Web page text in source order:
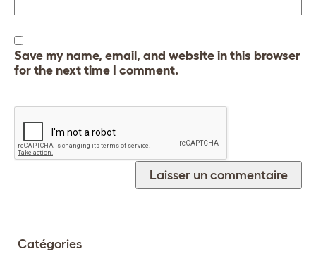
Save my name, email, and website in this browser
for the next time I comment.
Catégories